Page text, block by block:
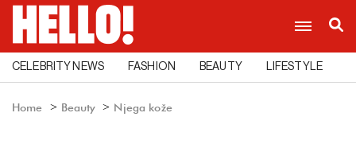
CELEBRITY NEWS FASHION BEAUTY LIFESTYLE
Home Beauty Njega kože